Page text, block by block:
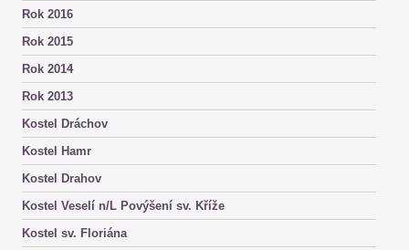
Rok 2016
Rok 2015
Rok 2014
Rok 2013
Kostel Dráchov
Kostel Hamr
Kostel Drahov
Kostel Veselí n/L Povýšení sv. Kříže
Kostel sv. Floriána